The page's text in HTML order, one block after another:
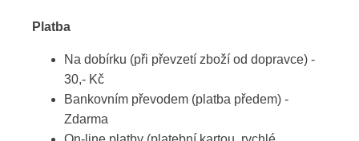
Platba
Na dobírku (při převzetí zboží od dopravce) -
30,- Kč
Bankovním převodem (platba předem) -
Zdarma